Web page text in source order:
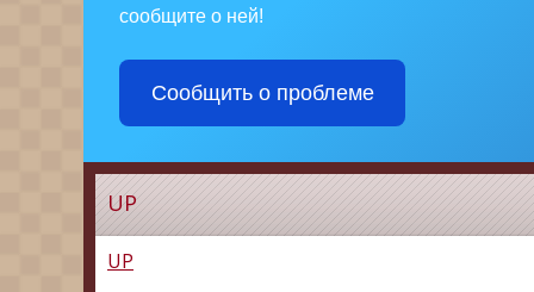
сообщите о ней!
Сообщить о проблеме
UP
UP